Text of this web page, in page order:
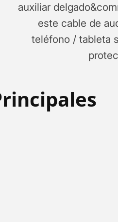
auxiliar
este cable de
teléfono / tableta